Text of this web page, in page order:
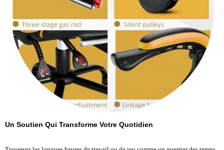
Un Soutien Qui Transforme Votre Quotidien